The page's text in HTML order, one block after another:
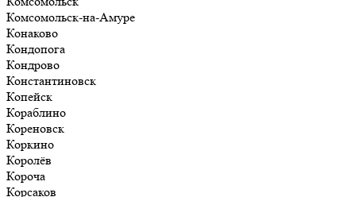
Комсомольск-на-Амуре
Конаково
Кондопога
Кондрово
Константиновск
Копейск
Кораблино
Кореновск
Коркино
Королёв
Короча
Корсаков